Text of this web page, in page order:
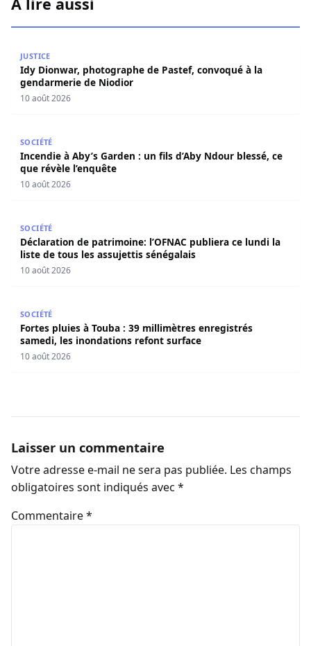
JUSTICE
Idy Dionwar, photographe de Pastef, convoqué à la
gendarmerie de Niodior
10 août 2026
SOCIÉTÉ
Incendie à Aby’s Garden : un fils d’Aby Ndour blessé, ce
que révèle l’enquête
10 août 2026
SOCIÉTÉ
Déclaration de patrimoine: l’OFNAC publiera ce lundi la
liste de tous les assujettis sénégalais
10 août 2026
SOCIÉTÉ
Fortes pluies à Touba : 39 millimètres enregistrés
samedi, les inondations refont surface
10 août 2026
Laisser un commentaire
Votre adresse e-mail ne sera pas publiée. Les champs
obligatoires sont indiqués avec *
Commentaire*